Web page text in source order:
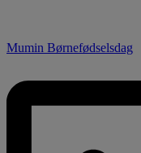
Mumin Børnefødselsdag